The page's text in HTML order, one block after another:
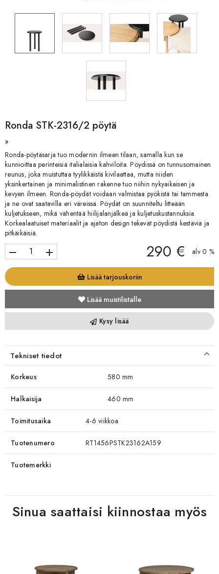
Ronda STK-2316/2 pöytä
»
Ronda-pöytäsarja tuo modernin ilmeen tilaan, samalla kun se
kunnioittaa perinteisiä italialaisia kahviloita. Pöydissä on tunnusomainen
reunus, joka muistuttaa tyylikkäistä kivilaattaa, mutta niiden
yksinkertainen ja minimalistinen rakenne tuo niihin nykyaikaisen ja
kevyen ilmeen. Ronda-pöydät voidaan valmistaa pyökistä tai tammesta
ja ne ovat saatavilla eri väreissä. Pöydät on suunniteltu litteään
kuljetukseen, mikä vähentää hiilijalanjälkeä ja kuljetuskustannuksia.
Korkealaatuiset materiaalit ja ajaton design tekevät pöydistä kestäviä ja
pitkäikäisiä.
remove add 290 € alv 0 %
Lisää tarjouskoriin
Lisää muistilistalle
Kysy lisää
Tekniset tiedot
Korkeus 580 mm
Halkaisija 460 mm
Toimitusaika 4-6 viikkoa
Tuotenumero RT1456PSTK23162A159
Tuotemerkki
Sinua saattaisi kiinnostaa myös